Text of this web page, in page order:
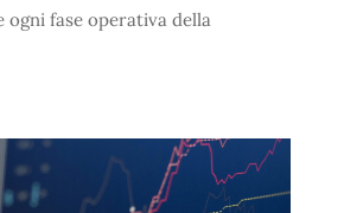
ogni fase operativa della